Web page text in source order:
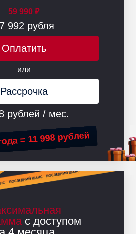
с доступом
= 11 998 рублей
59 990 ₽
992 рубля
или
рублей / мес.
Оплатить
Рассрочка